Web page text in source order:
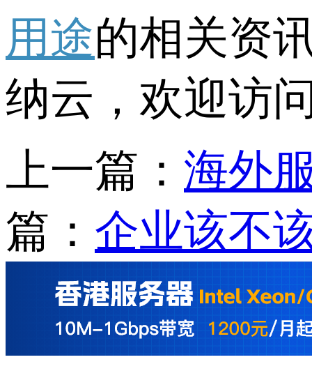
用途的相关资
纳云，欢迎访
上一篇： 海外
篇： 企业该不